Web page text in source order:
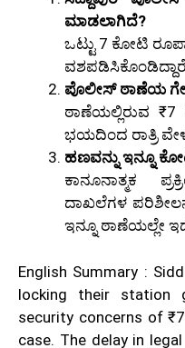
ಮಾಡಲಾಗಿದೆ?
ಒಟ್ಟು 7 ಕೋಟಿ
ಪೊಲೀಸ್ ಠಾಣೆಯ
ಠಾಣೆಯಲ್ಲಿರುವ
ಭಯದಿಂದ ರಾತ್ರಿ
ಹಣವನ್ನು ಇನ್ನೂ
ಕಾನೂನಾತ್ಮಕ
ದಾಖಲೆಗಳ
ಇನ್ನೂ ಠಾಣೆಯಲ್ಲೇ
English Summary :
locking their
security concerns of
case. The delay in